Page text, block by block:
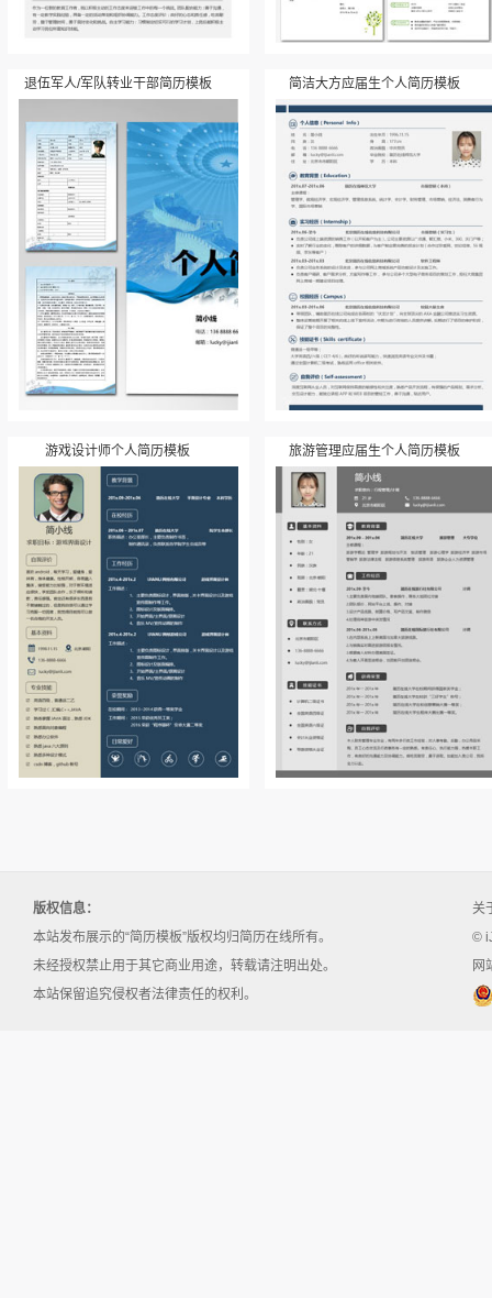
退伍军人/军队转业干部简历模板 简洁大方应届生个人简历模板
游戏设计师个人简历模板 旅游管理应届生个人简历模板
版权信息：
本站发布展示的“简历模板”版权均归简历在线所有。
未经授权禁止用于其它商业用途，转载请注明出处。
本站保留追究侵权者法律责任的权利。
关
©
网